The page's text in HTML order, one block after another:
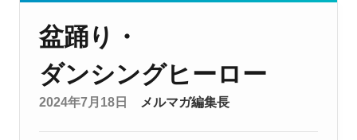
盆踊り・
ダンシングヒーロー
2024年7月18日 メルマガ編集長